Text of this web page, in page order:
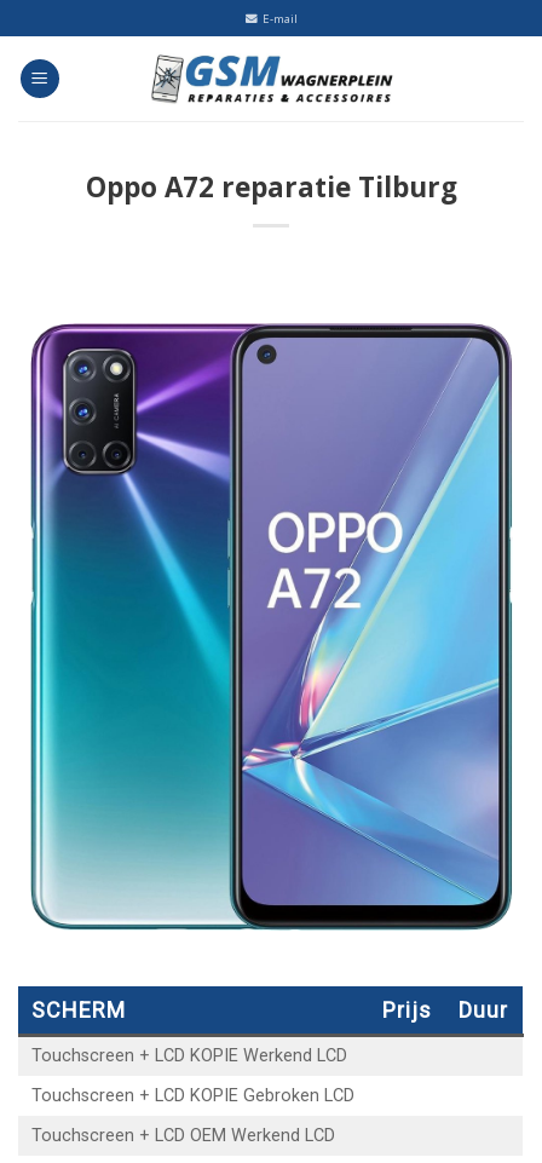
to
content
E-mail
Oppo A72 reparatie Tilburg
SCHERM Prijs Duur
Touchscreen + LCD KOPIE Werkend LCD
Touchscreen + LCD KOPIE Gebroken LCD
Touchscreen + LCD OEM Werkend LCD